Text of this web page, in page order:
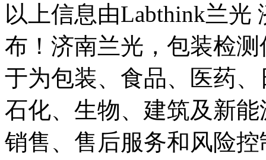
以上信息由Labthink兰光
布！济南兰光，包装检
于为包装、食品、医药
石化、生物、建筑及新
销售、售后服务和风险